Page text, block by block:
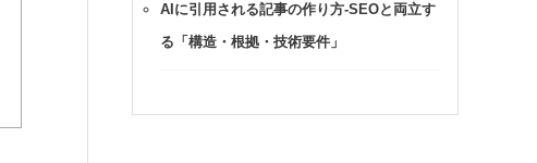
AIに引用される記事の作り方-SEOと両立す
る「構造・根拠・技術要件」